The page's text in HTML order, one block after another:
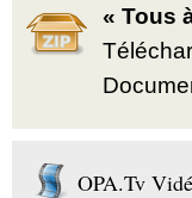
« Tous
OPA.Tv